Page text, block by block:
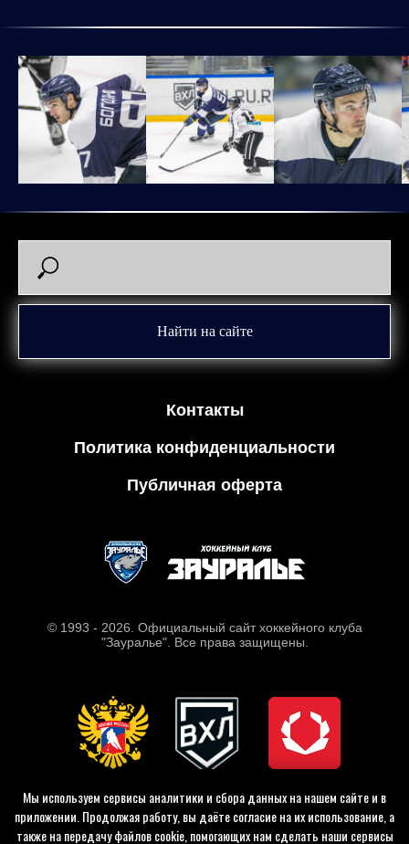
Мы используем сервисы аналитики и сбора данных на нашем сайте и в
приложении. Продолжая работу, вы даёте согласие на их использование, а
также на передачу файлов cookie, помогающих нам сделать наши сервисы
Найти на сайте
Контакты
Политика конфиденциальности
Публичная оферта
© 1993 - 2026. Официальный сайт хоккейного клуба
"Зауралье". Все права защищены.